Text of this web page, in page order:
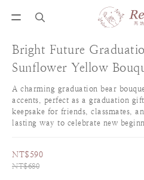
Bright Future
Sunflower Yellow
A charming graduation bear
accents, perfect as a graduation
keepsake for friends, classmates,
lasting way to celebrate new
NT$590
NT$680